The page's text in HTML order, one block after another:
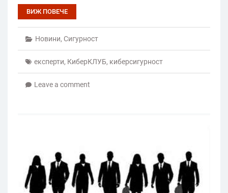
ВИЖ ПОВЕЧЕ
Новини, Сигурност
експерти, КиберКЛУБ, киберсигурност
Leave a comment